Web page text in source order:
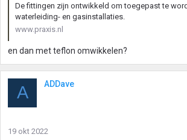
De fittingen zijn ontwikkeld om toegepast te
waterleiding- en gasinstallaties.
www.praxis.nl
en dan met teflon omwikkelen?
A ADDave
19 okt 2022